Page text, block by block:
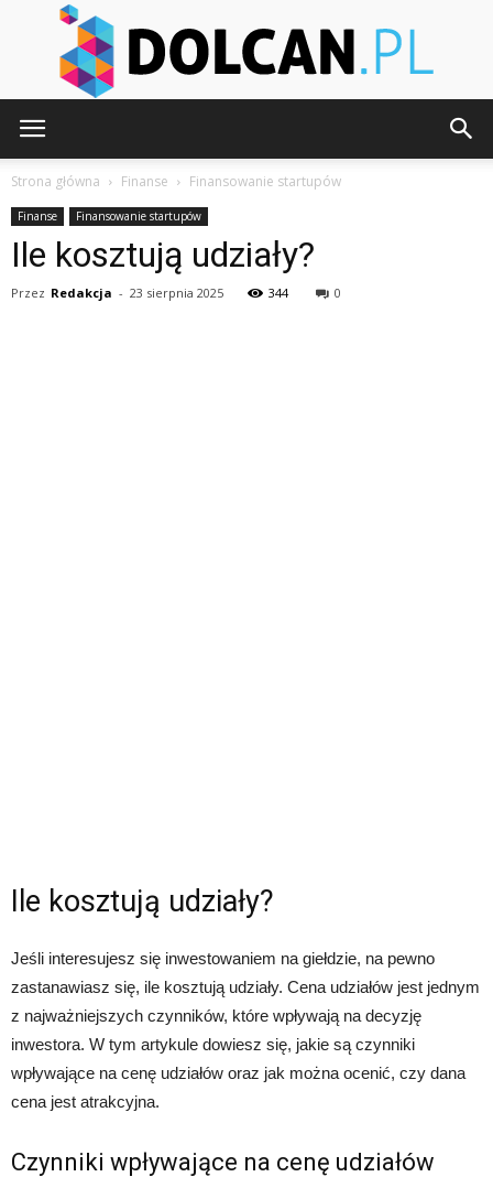
Strona główna Finanse Finansowanie startupów
Finanse Finansowanie startupów
Ile kosztują udziały?
Przez Redakcja - 23 sierpnia 2025 344 0
Ile kosztują udziały?
Jeśli interesujesz się inwestowaniem na giełdzie, na pewno
zastanawiasz się, ile kosztują udziały. Cena udziałów jest jednym
z najważniejszych czynników, które wpływają na decyzję
inwestora. W tym artykule dowiesz się, jakie są czynniki
wpływające na cenę udziałów oraz jak można ocenić, czy dana
cena jest atrakcyjna.
Czynniki wpływające na cenę udziałów